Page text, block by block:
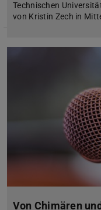
Technischen
von Kristin Zech in
Von Chimären